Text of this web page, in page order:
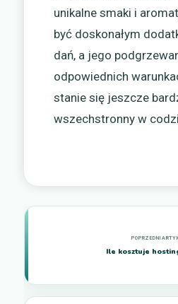
unikalne smaki i
być doskonałym
dań, a jego
odpowiednich
stanie się jeszcze
wszechstronny w
Ile kosztuje